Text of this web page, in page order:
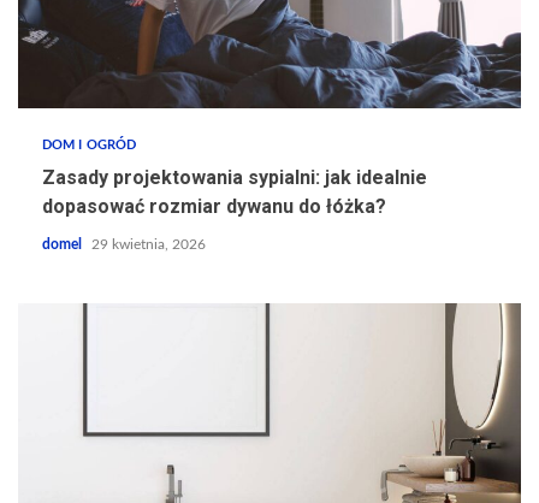
DOM I OGRÓD
Zasady projektowania sypialni: jak idealnie
dopasować rozmiar dywanu do łóżka?
domel 29 kwietnia, 2026